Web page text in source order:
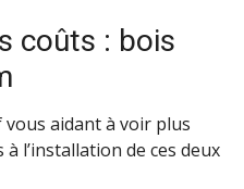
coûts : bois
aidant à voir plus
l’installation de ces deux